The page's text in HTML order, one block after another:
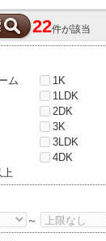
22件が該当
ム
1K
1LDK
2DK
3K
3LDK
4DK
上
～